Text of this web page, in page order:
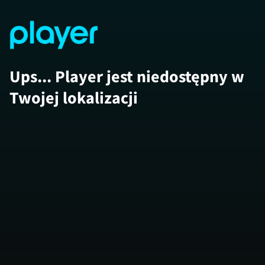
Ups... Player jest niedostępny w
Twojej lokalizacji